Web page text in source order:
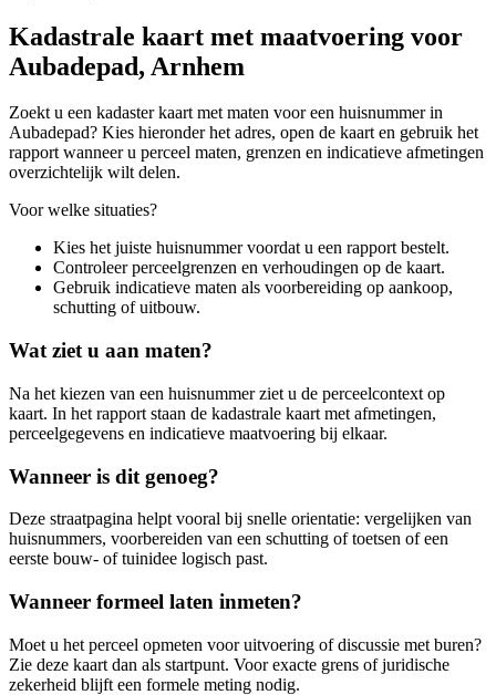
Kadastrale kaart met maatvoering voor
Aubadepad, Arnhem
Zoekt u een kadaster kaart met maten voor een huisnummer in
Aubadepad? Kies hieronder het adres, open de kaart en gebruik het
rapport wanneer u perceel maten, grenzen en indicatieve afmetingen
overzichtelijk wilt delen.
Voor welke situaties?
Kies het juiste huisnummer voordat u een rapport bestelt.
Controleer perceelgrenzen en verhoudingen op de kaart.
Gebruik indicatieve maten als voorbereiding op aankoop,
schutting of uitbouw.
Wat ziet u aan maten?
Na het kiezen van een huisnummer ziet u de perceelcontext op
kaart. In het rapport staan de kadastrale kaart met afmetingen,
perceelgegevens en indicatieve maatvoering bij elkaar.
Wanneer is dit genoeg?
Deze straatpagina helpt vooral bij snelle orientatie: vergelijken van
huisnummers, voorbereiden van een schutting of toetsen of een
eerste bouw- of tuinidee logisch past.
Wanneer formeel laten inmeten?
Moet u het perceel opmeten voor uitvoering of discussie met buren?
Zie deze kaart dan als startpunt. Voor exacte grens of juridische
zekerheid blijft een formele meting nodig.